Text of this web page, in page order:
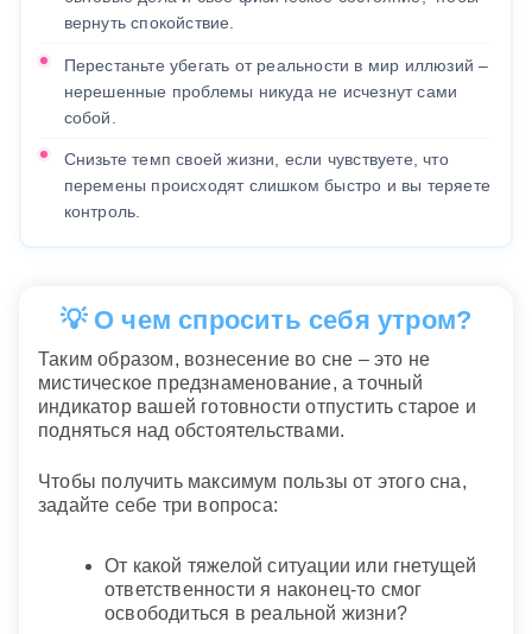
вернуть спокойствие.
Перестаньте убегать от реальности в мир иллюзий –
нерешенные проблемы никуда не исчезнут сами
собой.
Снизьте темп своей жизни, если чувствуете, что
перемены происходят слишком быстро и вы теряете
контроль.
💡 О чем спросить себя утром?
Таким образом, вознесение во сне – это не
мистическое предзнаменование, а точный
индикатор вашей готовности отпустить старое и
подняться над обстоятельствами.
Чтобы получить максимум пользы от этого сна,
задайте себе три вопроса:
От какой тяжелой ситуации или гнетущей
ответственности я наконец-то смог
освободиться в реальной жизни?